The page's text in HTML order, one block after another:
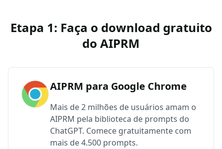
Etapa 1: Faça o download gratuito
do AIPRM
AIPRM para Google Chrome
Mais de 2 milhões de usuários amam o
AIPRM pela biblioteca de prompts do
ChatGPT. Comece gratuitamente com
mais de 4.500 prompts.